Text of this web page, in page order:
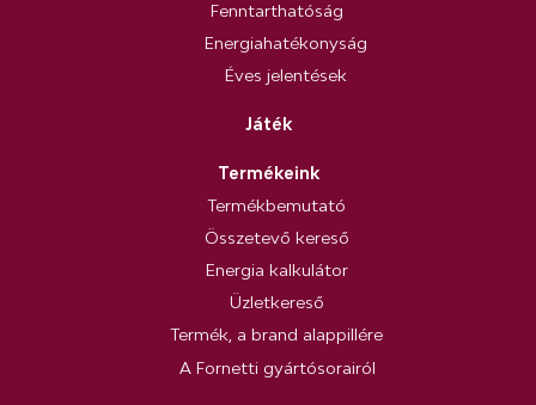
Fenntarthatóság
Energiahatékonyság
Éves jelentések
Játék
Termékeink
Termékbemutató
Összetevő kereső
Energia kalkulátor
Üzletkereső
Termék, a brand alappillére
A Fornetti gyártósorairól